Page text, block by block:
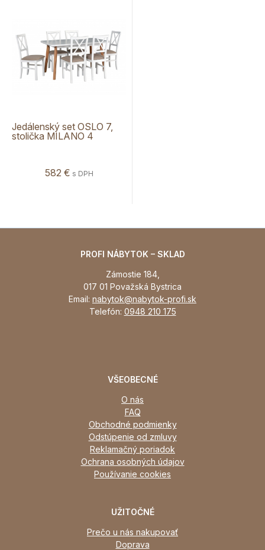
Jedálenský set OSLO 7,
stolička MILANO 4
582 € s DPH
PROFI NÁBYTOK – SKLAD
Zámostie 184,
017 01 Považská Bystrica
Email: nabytok@nabytok-profi.sk
Telefón: 0948 210 175
VŠEOBECNÉ
O nás
FAQ
Obchodné podmienky
Odstúpenie od zmluvy
Reklamačný poriadok
Ochrana osobných údajov
Používanie cookies
UŽITOČNÉ
Prečo u nás nakupovať
Doprava